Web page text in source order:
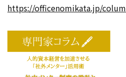
https://officenomikata.jp/colum